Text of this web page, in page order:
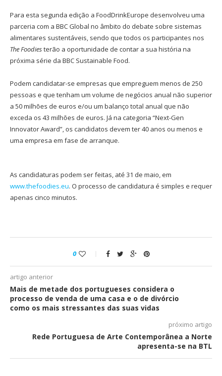
Para esta segunda edição a FoodDrinkEurope desenvolveu uma
parceria com a BBC Global no âmbito do debate sobre sistemas
alimentares sustentáveis, sendo que todos os participantes nos
The Foodiesterão a oportunidade de contar a sua história na
próxima série da BBC Sustainable Food.
Podem candidatar-se empresas que empreguem menos de 250
pessoas e que tenham um volume de negócios anual não superior
a 50 milhões de euros e/ou um balanço total anual que não
exceda os 43 milhões de euros. Já na categoria “Next-Gen
Innovator Award”, os candidatos devem ter 40 anos ou menos e
uma empresa em fase de arranque.
As candidaturas podem ser feitas, até 31 de maio, em
www.thefoodies.eu. O processo de candidatura é simples e requer
apenas cinco minutos.
0
artigo anterior
Mais de metade dos portugueses considera o
processo de venda de uma casa e o de divórcio
como os mais stressantes das suas vidas
próximo artigo
Rede Portuguesa de Arte Contemporânea a Norte
apresenta-se na BTL